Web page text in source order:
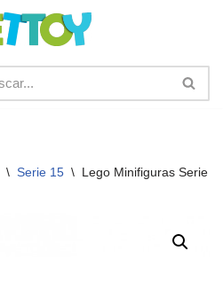
\ Serie 15 \ Lego Minifiguras Serie